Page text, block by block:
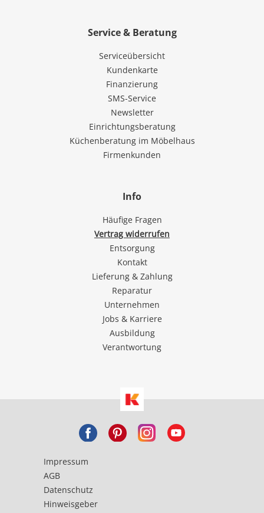
Service & Beratung
Serviceübersicht
Kundenkarte
Finanzierung
SMS-Service
Newsletter
Einrichtungsberatung
Küchenberatung im Möbelhaus
Firmenkunden
Info
Häufige Fragen
Vertrag widerrufen
Entsorgung
Kontakt
Lieferung & Zahlung
Reparatur
Unternehmen
Jobs & Karriere
Ausbildung
Verantwortung
Impressum
AGB
Datenschutz
Hinweisgeber